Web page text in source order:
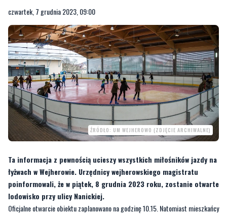
czwartek, 7 grudnia 2023, 09:00
ŹRÓDŁO: UM WEJHEROWO (ZDJĘCIE ARCHIWALNE)
Ta informacja z pewnością ucieszy wszystkich miłośników jazdy na
łyżwach w Wejherowie. Urzędnicy wejherowskiego magistratu
poinformowali, że w piątek, 8 grudnia 2023 roku, zostanie otwarte
lodowisko przy ulicy Nanickiej.
Oficjalne otwarcie obiektu zaplanowano na godzinę 10.15. Natomiast mieszkańcy